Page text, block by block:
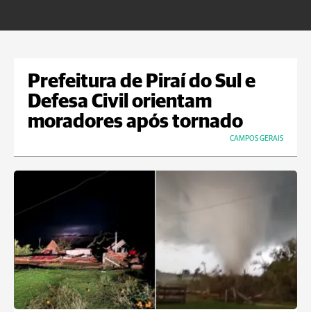
Prefeitura de Piraí do Sul e
Defesa Civil orientam
moradores após tornado
CAMPOS GERAIS